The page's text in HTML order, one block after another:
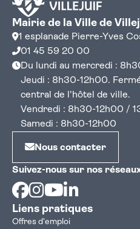
Mairie de la Ville de
1 esplanade Pierre-Yves
01 45 59 20 00
Du lundi au mercredi :
Jeudi : 8h30-12h00.
central de l'hôtel de ville.
Vendredi : 8h30-12h00 /
Samedi : 8h30-12h00
Nous contacter
Suivez-nous sur nos
Facebook
Instagram
Youtube
Liens pratiques
Offres d'emploi